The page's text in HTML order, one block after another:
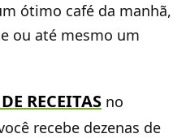
ótimo café da manhã,
ou até mesmo um
RECEITAS no
recebe dezenas de